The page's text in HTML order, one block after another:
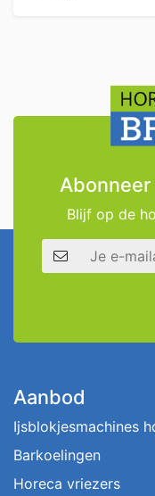
Blijf op de
E-mailadres
Aanbod
Ijsblokjesmachines
Barkoelingen
Horeca vriezers